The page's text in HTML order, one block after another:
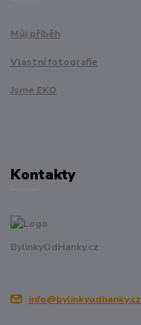
Můj příběh
Vlastní fotografie
Jsme EKO
Kontakty
BylinkyOdHanky.cz
info@bylinkyodhanky.cz